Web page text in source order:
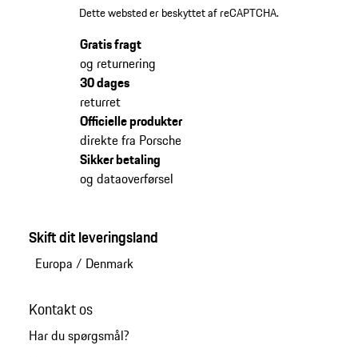
Dette websted er beskyttet af reCAPTCHA.
Gratis fragt
og returnering
30 dages
returret
Officielle produkter
direkte fra Porsche
Sikker betaling
og dataoverførsel
Skift dit leveringsland
Europa / Denmark
Kontakt os
Har du spørgsmål?